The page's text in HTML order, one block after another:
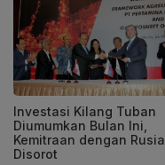
Investasi Kilang Tuban
Diumumkan Bulan Ini,
Kemitraan dengan Rusia
Disorot